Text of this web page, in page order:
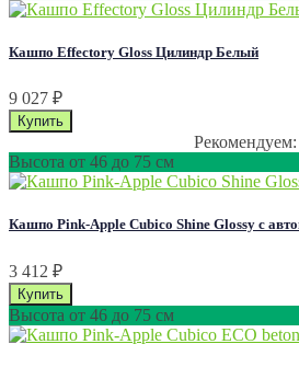
Кашпо Effectory Gloss Цилиндр Белый
9 027 ₽
Рекомендуем:
Высота от 46 до 75 см
Кашпо Pink-Apple Cubico Shine Glossy с
3 412 ₽
Высота от 46 до 75 см